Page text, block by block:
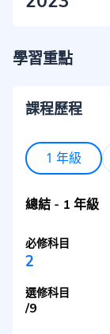
學習重點
課程歷程
1 年級
總結 - 1 年級
必修科目
2
選修科目
/9